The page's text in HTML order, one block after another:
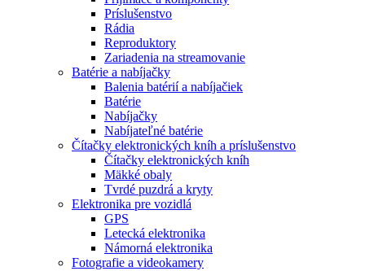
Príslušenstvo
Rádia
Reproduktory
Zariadenia na streamovanie
Batérie a nabíjačky
Balenia batérií a nabíjačiek
Batérie
Nabíjačky
Nabíjateľné batérie
Čítačky elektronických kníh a príslušenstvo
Čítačky elektronických kníh
Mäkké obaly
Tvrdé puzdrá a kryty
Elektronika pre vozidlá
GPS
Letecká elektronika
Námorná elektronika
Fotografie a videokamery